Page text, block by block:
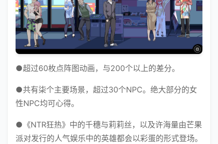
●超过60枚点阵图动画，与200个以上的差分。
●共有柒个主要场景，超过30个NPC。绝大部分的女
性NPC均可心得。
●《NTR狂热》中的千穗与莉莉丝，以及许海量由芒果
派对发行的人气娱乐中的英雄都会以彩蛋的形式登场。